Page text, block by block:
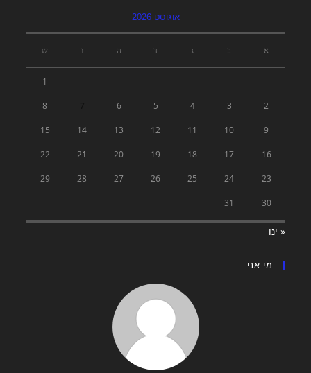
אוגוסט 2026
א ב ג ד ה ו ש
1
2
3
4
5
6
8
9
10
11
12
13
14
15
16
17
18
19
20
21
22
23
24
25
26
27
28
29
30
31
« ינו
מי אני